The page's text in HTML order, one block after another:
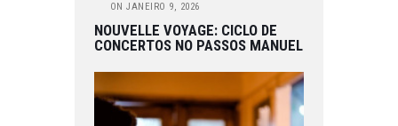
ON JANEIRO 9, 2026
NOUVELLE VOYAGE: CICLO DE
CONCERTOS NO PASSOS MANUEL